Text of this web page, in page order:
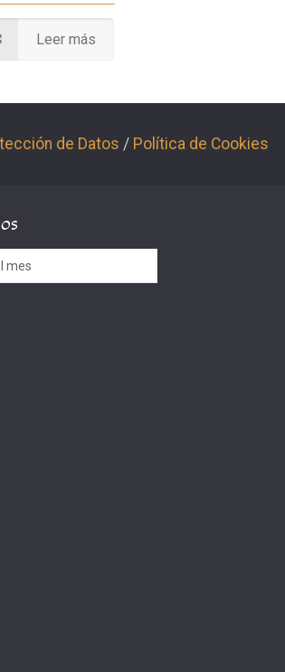
Leer más
de Datos / Política de Cookies